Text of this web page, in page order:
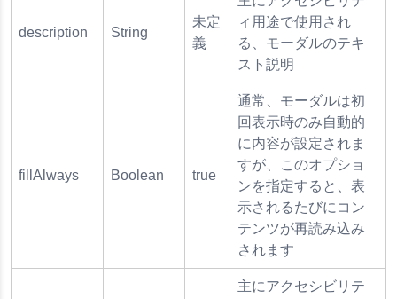
description String
未定
義
ィ用途で使用され
る、モーダルのテキ
スト説明
fillAlways Boolean true
通常、モーダルは初
回表示時のみ自動的
に内容が設定されま
すが、このオプショ
ンを指定すると、表
示されるたびにコン
テンツが再読み込み
されます
主にアクセシビリテ